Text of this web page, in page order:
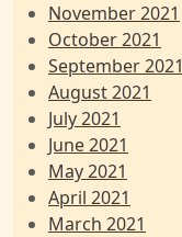
November 2021
October 2021
September 2021
August 2021
July 2021
June 2021
May 2021
April 2021
March 2021